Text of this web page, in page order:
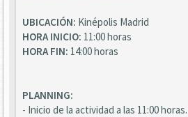
UBICACIÓN: Kinépolis Madrid
HORA INICIO: 11:00 horas
HORA FIN: 14:00 horas
PLANNING:
- Inicio de la actividad a las 11:00 horas.